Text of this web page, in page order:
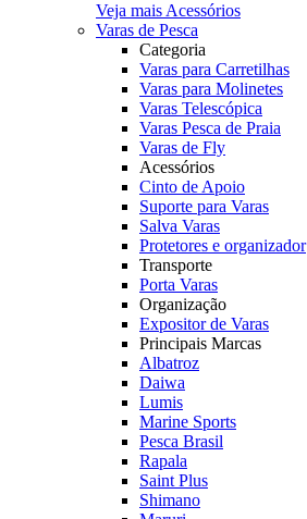
Veja mais Acessórios
Varas de Pesca
Categoria
Varas para Carretilhas
Varas para Molinetes
Varas Telescópica
Varas Pesca de Praia
Varas de Fly
Acessórios
Cinto de Apoio
Suporte para Varas
Salva Varas
Protetores e organizador
Transporte
Porta Varas
Organização
Expositor de Varas
Principais Marcas
Albatroz
Daiwa
Lumis
Marine Sports
Pesca Brasil
Rapala
Saint Plus
Shimano